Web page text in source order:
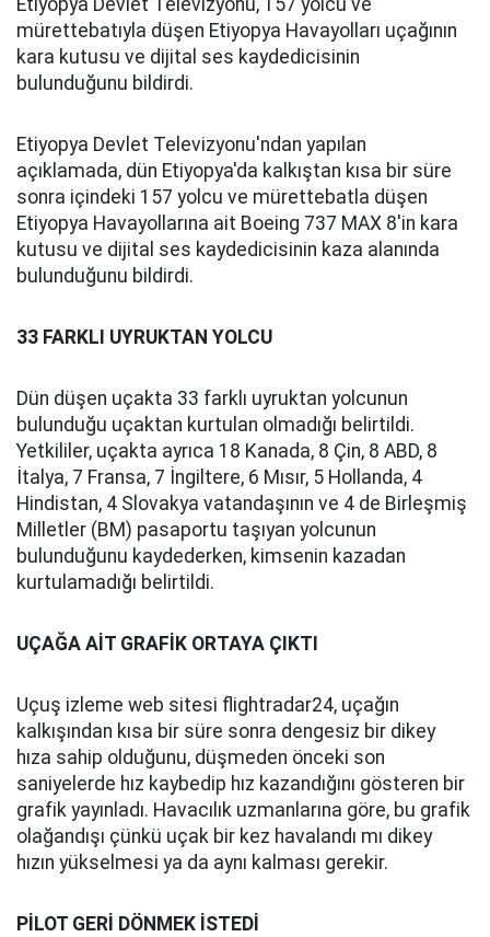
Etiyopya Devlet Televizyonu, 157 yolcu ve
mürettebatıyla düşen Etiyopya Havayolları uçağının
kara kutusu ve dijital ses kaydedicisinin
bulunduğunu bildirdi.
Etiyopya Devlet Televizyonu'ndan yapılan
açıklamada, dün Etiyopya'da kalkıştan kısa bir süre
sonra içindeki 157 yolcu ve mürettebatla düşen
Etiyopya Havayollarına ait Boeing 737 MAX 8'in kara
kutusu ve dijital ses kaydedicisinin kaza alanında
bulunduğunu bildirdi.
33 FARKLI UYRUKTAN YOLCU
Dün düşen uçakta 33 farklı uyruktan yolcunun
bulunduğu uçaktan kurtulan olmadığı belirtildi.
Yetkililer, uçakta ayrıca 18 Kanada, 8 Çin, 8 ABD, 8
İtalya, 7 Fransa, 7 İngiltere, 6 Mısır, 5 Hollanda, 4
Hindistan, 4 Slovakya vatandaşının ve 4 de Birleşmiş
Milletler (BM) pasaportu taşıyan yolcunun
bulunduğunu kaydederken, kimsenin kazadan
kurtulamadığı belirtildi.
UÇAĞA AİT GRAFİK ORTAYA ÇIKTI
Uçuş izleme web sitesi flightradar24, uçağın
kalkışından kısa bir süre sonra dengesiz bir dikey
hıza sahip olduğunu, düşmeden önceki son
saniyelerde hız kaybedip hız kazandığını gösteren bir
grafik yayınladı. Havacılık uzmanlarına göre, bu grafik
olağandışı çünkü uçak bir kez havalandı mı dikey
hızın yükselmesi ya da aynı kalması gerekir.
PİLOT GERİ DÖNMEK İSTEDİ